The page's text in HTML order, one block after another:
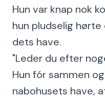
Hun var knap nok
hun pludselig
dets have.
"Leder du efter
Hun fór sammen
nabohusets have,